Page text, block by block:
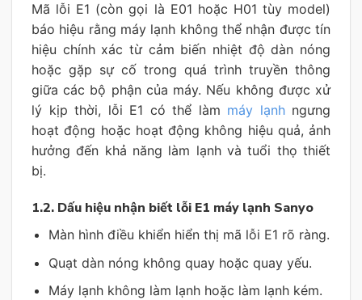
Mã lỗi E1 (còn gọi là E01 hoặc H01 tùy model)
báo hiệu rằng máy lạnh không thể nhận được tín
hiệu chính xác từ cảm biến nhiệt độ dàn nóng
hoặc gặp sự cố trong quá trình truyền thông
giữa các bộ phận của máy. Nếu không được xử
lý kịp thời, lỗi E1 có thể làm máy lạnhngưng
hoạt động hoặc hoạt động không hiệu quả, ảnh
hưởng đến khả năng làm lạnh và tuổi thọ thiết
bị.
1.2. Dấu hiệu nhận biết lỗi E1 máy lạnh Sanyo
Màn hình điều khiển hiển thị mã lỗi E1 rõ ràng.
Quạt dàn nóng không quay hoặc quay yếu.
Máy lạnh không làm lạnh hoặc làm lạnh kém.